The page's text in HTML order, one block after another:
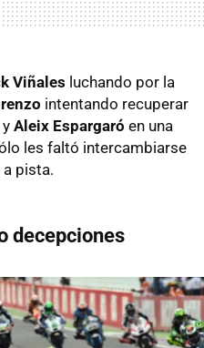
Viñales luchando por la
intentando recuperar
y Aleix Espargaró en una
les faltó intercambiarse
pista.
decepciones